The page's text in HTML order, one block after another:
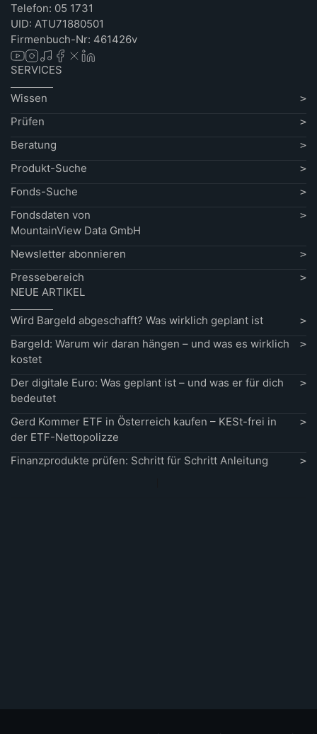
Telefon: 05 1731
UID: ATU71880501
Firmenbuch-Nr: 461426v
SERVICES
Wissen
Prüfen
Beratung
Produkt-Suche
Fonds-Suche
Fondsdaten von
MountainView Data GmbH
Newsletter abonnieren
Pressebereich
NEUE ARTIKEL
Wird Bargeld abgeschafft? Was wirklich geplant ist
Bargeld: Warum wir daran hängen – und was es wirklich
kostet
Der digitale Euro: Was geplant ist – und was er für dich
bedeutet
Gerd Kommer ETF in Österreich kaufen – KESt-frei in
der ETF-Nettopolizze
Finanzprodukte prüfen: Schritt für Schritt Anleitung